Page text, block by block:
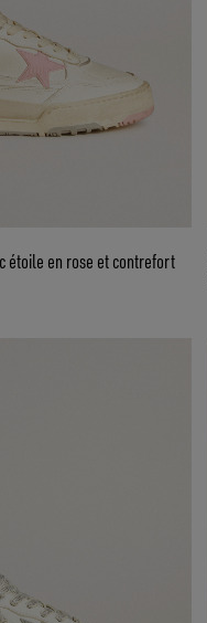
étoile en rose et contrefort